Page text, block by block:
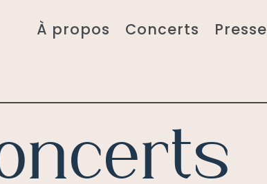
À propos Concerts Presse